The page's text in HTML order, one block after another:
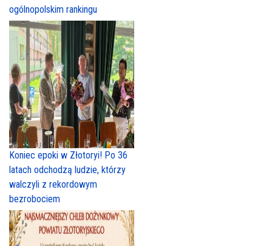
ogólnopolskim rankingu
Koniec epoki w Złotoryi! Po 36
latach odchodzą ludzie, którzy
walczyli z rekordowym
bezrobociem